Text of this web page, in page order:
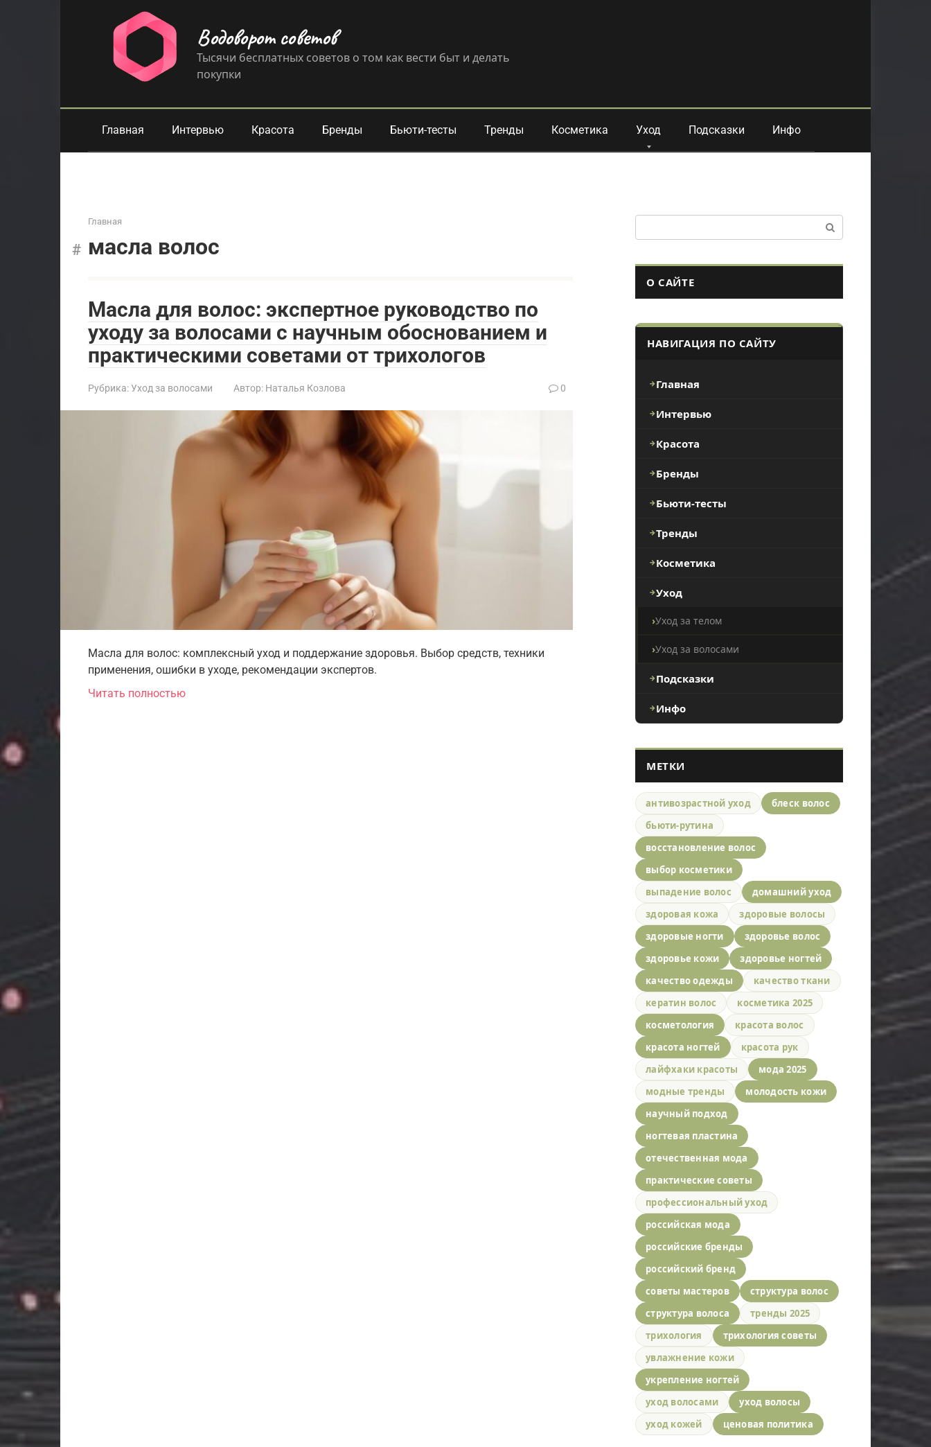
Водоворот советов
Тысячи бесплатных советов о том как вести быт и делать
покупки
Главная Интервью Красота Бренды Бьюти-тесты Тренды Косметика Уход Подсказки Инфо
Главная
масла волос
Масла для волос: экспертное руководство по
уходу за волосами с научным обоснованием и
практическими советами от трихологов
Рубрика:Уход за волосами Автор: Наталья Козлова 0
Масла для волос: комплексный уход и поддержание здоровья. Выбор средств, техники
применения, ошибки в уходе, рекомендации экспертов.
Читать полностью
О САЙТЕ
НАВИГАЦИЯ ПО САЙТУ
Главная
Интервью
Красота
Бренды
Бьюти-тесты
Тренды
Косметика
Уход
Уход за телом
Уход за волосами
Подсказки
Инфо
МЕТКИ
антивозрастной уход
блеск волос
бьюти-рутина
восстановление волос
выбор косметики
выпадение волос
домашний уход
здоровая кожа
здоровые волосы
здоровые ногти
здоровье волос
здоровье кожи
здоровье ногтей
качество одежды
качество ткани
кератин волос
косметика 2025
косметология
красота волос
красота ногтей
красота рук
лайфхаки красоты
мода 2025
модные тренды
молодость кожи
научный подход
ногтевая пластина
отечественная мода
практические советы
профессиональный уход
российская мода
российские бренды
российский бренд
советы мастеров
структура волос
структура волоса
тренды 2025
трихология
трихология советы
увлажнение кожи
укрепление ногтей
уход волосами
уход волосы
уход кожей
ценовая политика